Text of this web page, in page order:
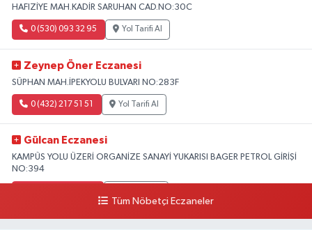
HAFIZİYE MAH.KADİR SARUHAN CAD.NO:30C
0 (530) 093 32 95 Yol Tarifi Al
Zeynep Öner Eczanesi
SÜPHAN MAH.İPEKYOLU BULVARI NO:283F
0 (432) 217 51 51 Yol Tarifi Al
Gülcan Eczanesi
KAMPÜS YOLU ÜZERİ ORGANİZE SANAYİ YUKARISI BAGER PETROL GİRİŞİ
NO:394
Tüm Nöbetçi Eczaneler